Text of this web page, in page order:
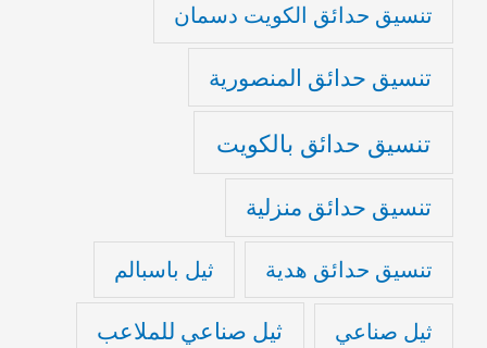
تنسيق حدائق الكويت دسمان
تنسيق حدائق المنصورية
تنسيق حدائق بالكويت
تنسيق حدائق منزلية
تنسيق حدائق هدية ثيل باسبالم
ثيل صناعي ثيل صناعي للملاعب